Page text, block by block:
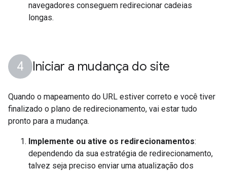
navegadores conseguem redirecionar cadeias
longas.
Iniciar a mudança do site
Quando o mapeamento do URL estiver correto e você tiver
finalizado o plano de redirecionamento, vai estar tudo
pronto para a mudança.
Implemente ou ative os redirecionamentos:
dependendo da sua estratégia de redirecionamento,
talvez seja preciso enviar uma atualização dos